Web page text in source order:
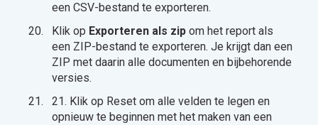
een CSV-bestand te exporteren.
Klik op Exporteren als zip om het report als
een ZIP-bestand te exporteren. Je krijgt dan een
ZIP met daarin alle documenten en bijbehorende
versies.
21. Klik op Reset om alle velden te legen en
opnieuw te beginnen met het maken van een